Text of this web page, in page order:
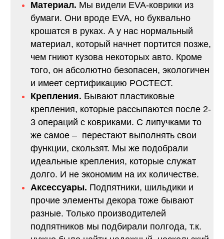
Материал. Мы видели EVA-коврики из
бумаги. Они вроде EVA, но буквально
крошатся в руках. А у нас нормальный
материал, который начнет портится позже,
чем гниют кузова некоторых авто. Кроме
того, он абсолютно безопасен, экологичен
и имеет сертификацию РОСТЕСТ.
Крепления. Бывают пластиковые
крепления, которые рассыпаются после 2-
3 операций с ковриками. С липучками то
же самое – перестают выполнять свои
функции, скользят. Мы же подобрали
идеальные крепления, которые служат
долго. И не экономим на их количестве.
Аксессуары. Подпятники, шильдики и
прочие элементы декора тоже бывают
разные. Только производителей
подпятников мы подбирали полгода, т.к.